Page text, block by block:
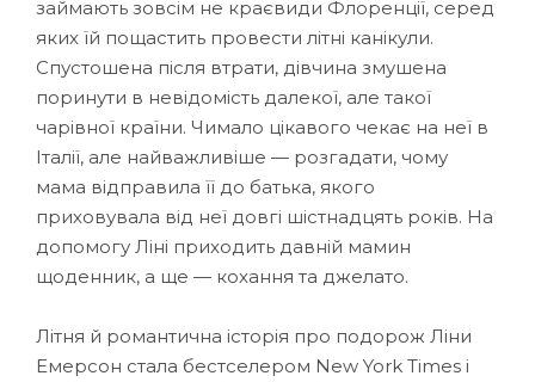
займають зовсім не краєвиди Флоренції, серед
яких їй пощастить провести літні канікули.
Спустошена після втрати, дівчина змушена
поринути в невідомість далекої, але такої
чарівної країни. Чимало цікавого чекає на неї в
Італії, але найважливіше — розгадати, чому
мама відправила її до батька, якого
приховувала від неї довгі шістнадцять років. На
допомогу Ліні приходить давній мамин
щоденник, а ще — кохання та джелато.
Літня й романтична історія про подорож Ліни
Емерсон стала бестселером New York Times і